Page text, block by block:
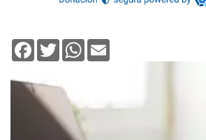
Facebook
TwitterWhatsApp